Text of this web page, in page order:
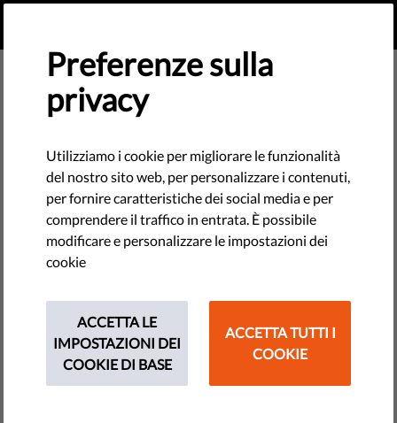
Human Rights
Monitoring Institute
Preferenze sulla
privacy
Utilizziamo i cookie per migliorare le funzionalità
del nostro sito web, per personalizzare i contenuti,
per fornire caratteristiche dei social media e per
comprendere il traffico in entrata. È possibile
modificare e personalizzare le impostazioni dei
cookie
ACCETTA LE
IMPOSTAZIONI DEI
COOKIE DI BASE
ACCETTA TUTTI I
COOKIE